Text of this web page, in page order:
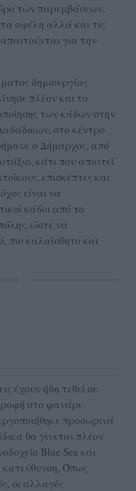
των παρεμβάσεων,
οφέλη αλλά και τις
για την
δημιουργίας
πλέον και το
των κάδων στην
στο κέντρο
ο Δήμαρχος, από
κάτι που απαιτεί
επισκέπτες και
είναι να
κάδοι από το
ώστε να
πιο καλαίσθητο και
έχουν ήδη τεθεί σε
στο φανάρι
προσωρινά
θα γίνεται πλέον
Blue Sea και
κατεύθυνση. Όπως
οι αλλαγές